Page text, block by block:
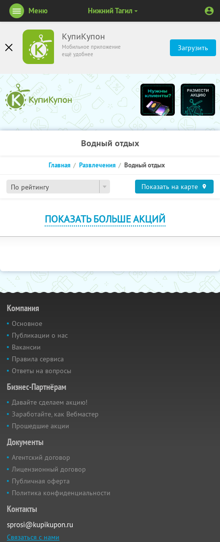
КупиКупон
Мобильное приложение
ещё удобнее
Загрузить
Меню Нижний Тагил
Водный отдых
По рейтингу
Главная Развлечения Водный отдых
Показать на карте
ПОКАЗАТЬ БОЛЬШЕ АКЦИЙ
Компания
Основное
Публикации о нас
Вакансии
Правила сервиса
Ответы на вопросы
Бизнес-Партнёрам
Давайте сделаем акцию!
Заработайте, как Вебмастер
Прошедшие акции
Документы
Агентский договор
Лицензионный договор
Публичная оферта
Политика конфиденциальности
Контакты
sprosi@kupikupon.ru
Связаться с нами